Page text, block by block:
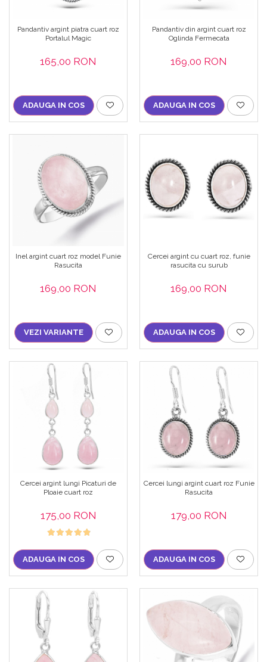
Pandantiv argint piatra cuart roz
Portalul Magic
165,00 RON
ADAUGA IN COS
Pandantiv din argint cuart roz
Oglinda Fermecata
169,00 RON
ADAUGA IN COS
Inel argint cuart roz model Funie
Rasucita
169,00 RON
VEZI VARIANTE
Cercei argint cu cuart roz, funie
rasucita cu surub
169,00 RON
ADAUGA IN COS
Cercei argint lungi Picaturi de
Ploaie cuart roz
175,00 RON
ADAUGA IN COS
Cercei lungi argint cuart roz Funie
Rasucita
179,00 RON
ADAUGA IN COS